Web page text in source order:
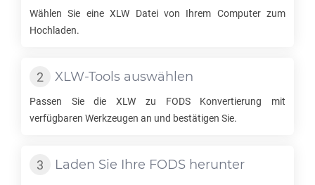
Wählen Sie eineXLW Datei von Ihrem Computer zum
Hochladen.
XLW-Tools auswählen
Passen Sie dieXLW zu FODSKonvertierung mit
verfügbaren Werkzeugen an und bestätigen Sie.
Laden Sie Ihre FODS herunter